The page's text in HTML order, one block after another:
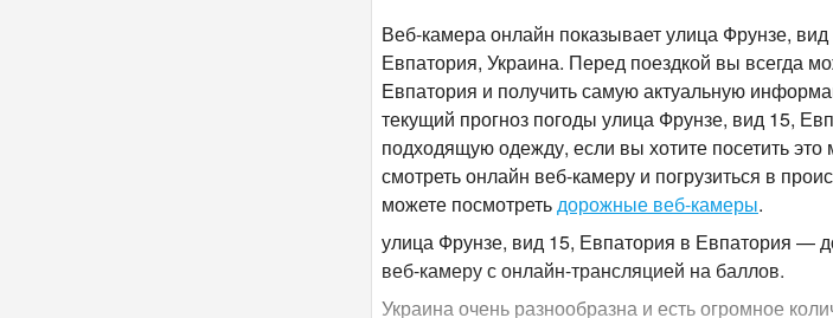
Веб-камера онлайн показывает улица Фрунзе,
Евпатория, Украина. Перед поездкой вы всегда
Евпатория и получить самую актуальную
текущий прогноз погоды улица Фрунзе, вид 15,
подходящую одежду, если вы хотите посетить это
смотреть онлайн веб-камеру и погрузиться в
можете посмотретьдорожные веб-камеры.
улица Фрунзе, вид 15, Евпатория в Евпатория —
веб-камеру с онлайн-трансляцией на баллов.
Украина очень разнообразна и есть огромное